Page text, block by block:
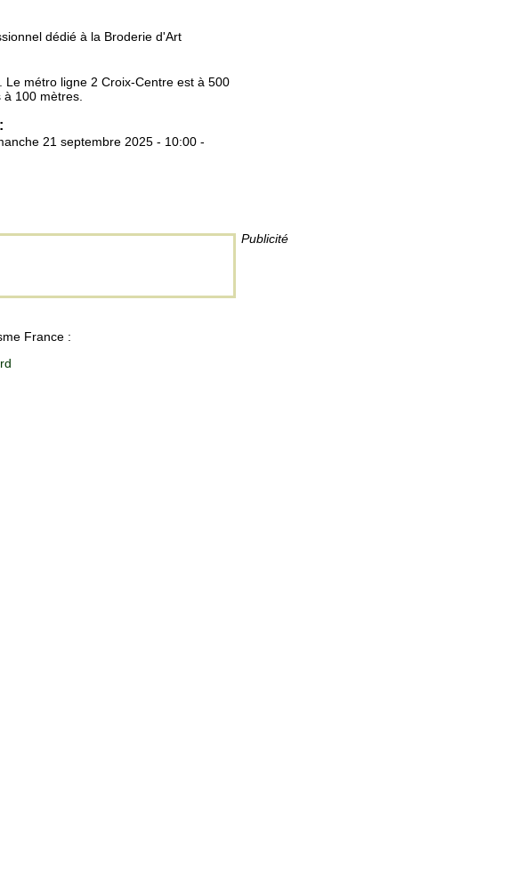
Publicité
dédié à la Broderie d'Art
métro ligne 2 Croix-Centre est à 500
à 100 mètres.
21 septembre 2025 - 10:00 -
France :